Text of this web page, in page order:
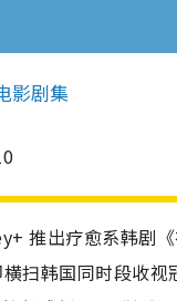
影剧集
推出疗愈系韩
扫韩国同时段收